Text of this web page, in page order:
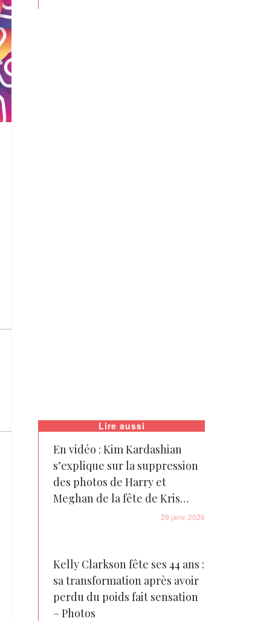
Lire aussi
En vidéo : Kim Kardashian
s’explique sur la suppression
des photos de Harry et
Meghan de la fête de Kris
29 janv. 2026
Kelly Clarkson fête ses 44 ans :
sa transformation après avoir
perdu du poids fait sensation
– Photos